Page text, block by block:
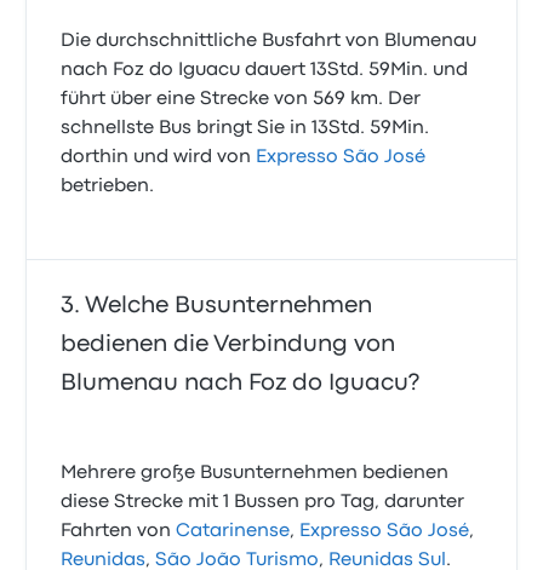
Die durchschnittliche Busfahrt von Blumenau
nach Foz do Iguacu dauert 13Std. 59Min. und
führt über eine Strecke von 569 km. Der
schnellste Bus bringt Sie in 13Std. 59Min.
dorthin und wird von Expresso São José
betrieben.
Welche Busunternehmen
bedienen die Verbindung von
Blumenau nach Foz do Iguacu?
Mehrere große Busunternehmen bedienen
diese Strecke mit 1 Bussen pro Tag, darunter
Fahrten vonCatarinense, Expresso São José,
Reunidas,São João Turismo, Reunidas Sul .